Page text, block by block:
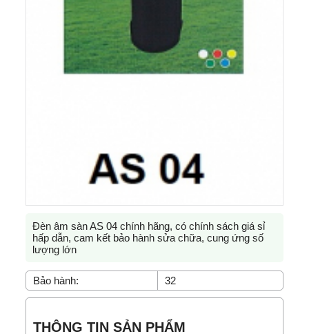
Đèn âm sàn AS 04 chính hãng, có chính sách giá sỉ
hấp dẫn, cam kết bảo hành sửa chữa, cung ứng số
lượng lớn
Bảo hành: 32
THÔNG TIN SẢN PHẨM